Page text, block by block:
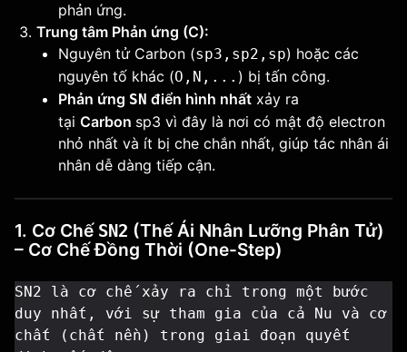
phản ứng.
Trung tâm Phản ứng (C):
Nguyên tử Carbon (sp3,sp2,sp) hoặc các
nguyên tố khác (O,N,... ) bị tấn công.
Phản ứng SN điển hình nhất xảy ra
tại Carbon sp3 vì đây là nơi có mật độ electron
nhỏ nhất và ít bị che chắn nhất, giúp tác nhân ái
nhân dễ dàng tiếp cận.
1. Cơ Chế SN2 (Thế Ái Nhân Lưỡng Phân Tử)
– Cơ Chế Đồng Thời (One-Step)
SN2 là cơ chế xảy ra chỉ trong một bước
duy nhất, với sự tham gia của cả Nu và cơ
chất (chất nền) trong giai đoạn quyết